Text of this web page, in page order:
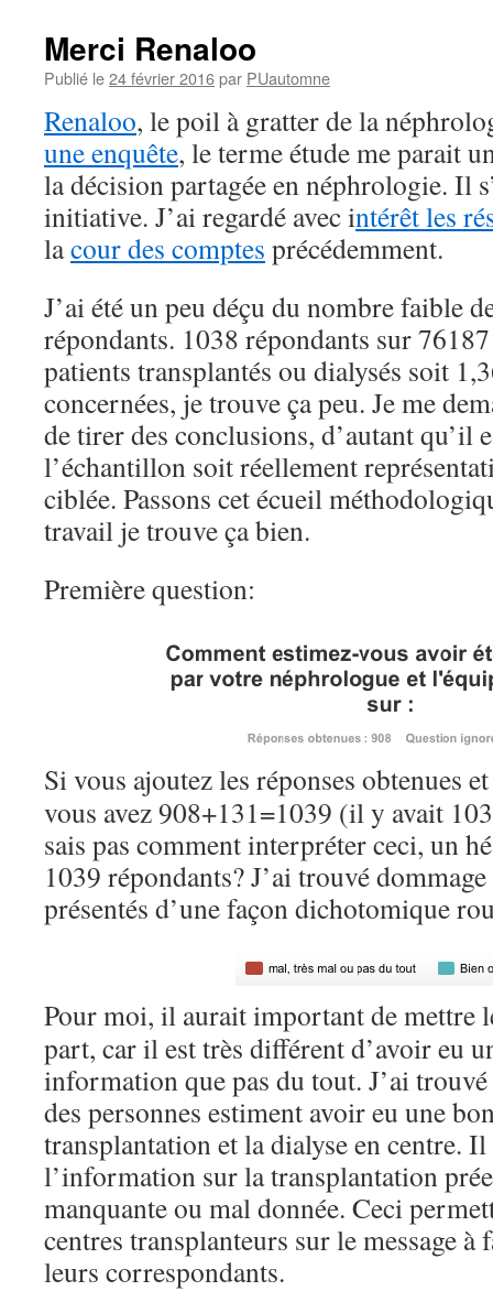
Merci Renaloo
Publié le24 février 2016par PUautomne
Renaloo, le poil à gratter de la
une enquête, le terme étude me parait
la décision partagée en néphrologie. Il
initiative. J’ai regardé avec intérêt les
lacour des comptes précédemment.
J’ai été un peu déçu du nombre faible
répondants. 1038 répondants sur
patients transplantés ou dialysés soit
concernées, je trouve ça peu. Je me
de tirer des conclusions, d’autant qu’il
l’échantillon soit réellement
ciblée. Passons cet écueil
travail je trouve ça bien.
Première question:
Si vous ajoutez les réponses obtenues
vous avez 908+131=1039 (il y avait
sais pas comment interpréter ceci, un
1039 répondants? J’ai trouvé
présentés d’une façon dichotomique
Pour moi, il aurait important de mettre
part, car il est très différent d’avoir eu
information que pas du tout. J’ai
des personnes estiment avoir eu une
transplantation et la dialyse en centre.
l’information sur la transplantation
manquante ou mal donnée. Ceci
centres transplanteurs sur le message à
leurs correspondants.